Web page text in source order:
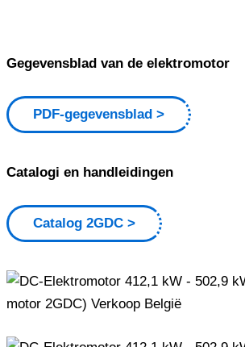
Gegevensblad van de elektromotor
PDF-gegevensblad
Catalogi en handleidingen
Catalog 2GDC